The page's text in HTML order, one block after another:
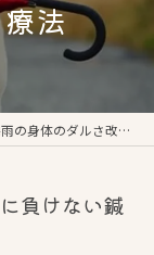
法
身体のダルさ改善！湿気に負けない鍼灸治療法
負けない鍼